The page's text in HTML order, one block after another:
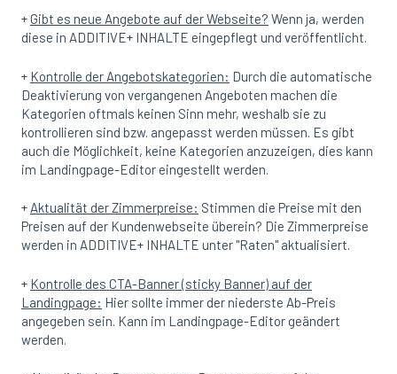
+Gibt es neue Angebote auf der Webseite? Wenn ja, werden
diese in ADDITIVE+ INHALTE eingepflegt und veröffentlicht.
+ Kontrolle der Angebotskategorien: Durch die automatische
Deaktivierung von vergangenen Angeboten machen die
Kategorien oftmals keinen Sinn mehr, weshalb sie zu
kontrollieren sind bzw. angepasst werden müssen. Es gibt
auch die Möglichkeit, keine Kategorien anzuzeigen, dies kann
im Landingpage-Editor eingestellt werden.
+ Aktualität der Zimmerpreise: Stimmen die Preise mit den
Preisen auf der Kundenwebseite überein? Die Zimmerpreise
werden in ADDITIVE+ INHALTE unter "Raten" aktualisiert.
+ Kontrolle des CTA-Banner (sticky Banner) auf der
Landingpage: Hier sollte immer der niederste Ab-Preis
angegeben sein. Kann im Landingpage-Editor geändert
werden.